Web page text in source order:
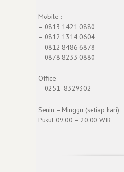
Mobile :
– 0813 1421 0880
– 0812 1314 0604
– 0812 8486 6878
– 0878 8233 0880
Office
– 0251- 8329302
Senin – Minggu (setiap hari)
Pukul 09.00 – 20.00 WIB